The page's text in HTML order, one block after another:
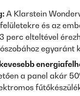
A Klarstein
és az
perc elteltével
egyaránt
a panel akár